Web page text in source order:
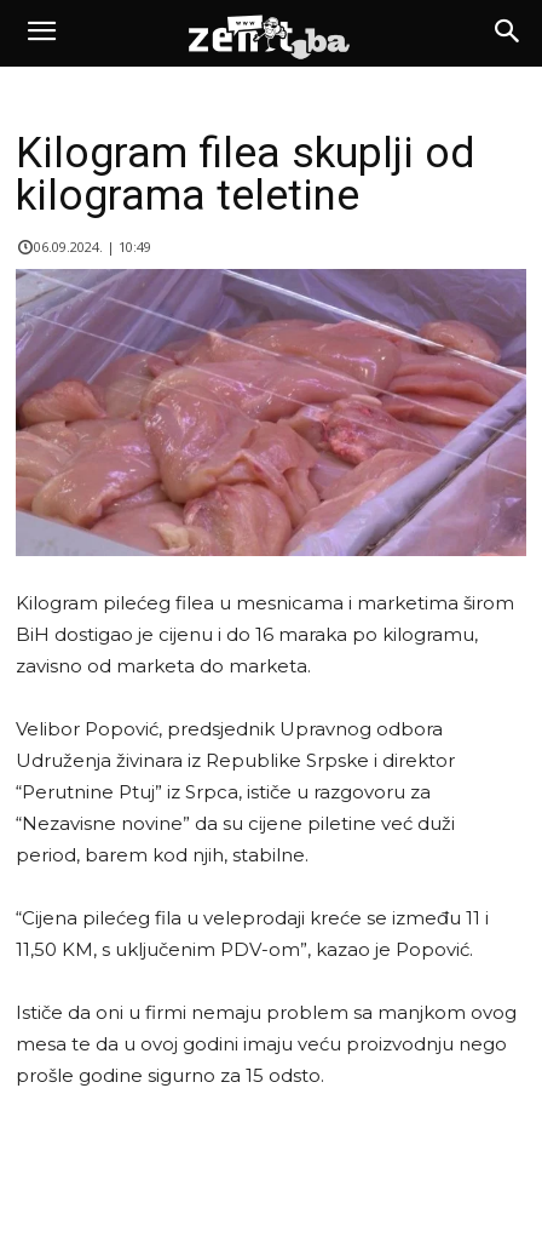
Kilogram filea skuplji od
kilograma teletine
06.09.2024. | 10:49
Kilogram pilećeg filea u mesnicama i marketima širom
BiH dostigao je cijenu i do 16 maraka po kilogramu,
zavisno od marketa do marketa.
Velibor Popović, predsjednik Upravnog odbora
Udruženja živinara iz Republike Srpske i direktor
“Perutnine Ptuj” iz Srpca, ističe u razgovoru za
“Nezavisne novine” da su cijene piletine već duži
period, barem kod njih, stabilne.
“Cijena pilećeg fila u veleprodaji kreće se između 11 i
11,50 KM, s uključenim PDV-om”, kazao je Popović.
Ističe da oni u firmi nemaju problem sa manjkom ovog
mesa te da u ovoj godini imaju veću proizvodnju nego
prošle godine sigurno za 15 odsto.